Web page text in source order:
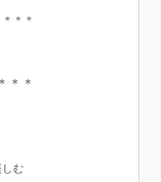
＊＊
＊＊
しむ